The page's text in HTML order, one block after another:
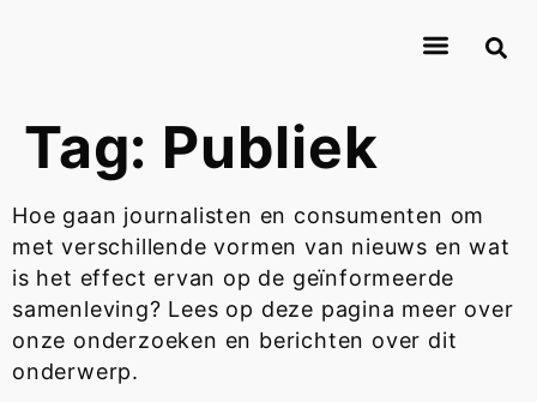
Tag: Publiek
Hoe gaan journalisten en consumenten om
met verschillende vormen van nieuws en wat
is het effect ervan op de geïnformeerde
samenleving? Lees op deze pagina meer over
onze onderzoeken en berichten over dit
onderwerp.